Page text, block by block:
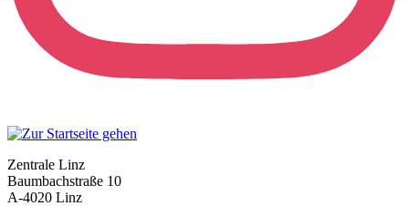
Zentrale Linz
Baumbachstraße 10
A-4020 Linz